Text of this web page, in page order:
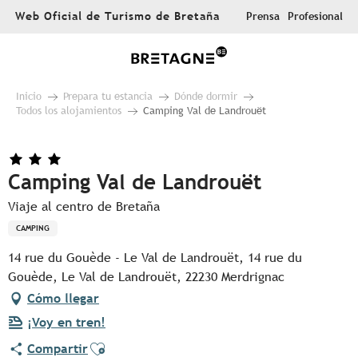
AllerWeb Oficial de Turismo de Bretaña Prensa Profesional
Inicio Prepara tu estancia
Dónde dormir
Todos los alojamientos
Camping Val de Landrouët
Camping Val de Landrouët
Viaje al centro de Bretaña
CAMPING
14 rue du Gouède - Le Val de Landrouët, 14 rue du
Gouède, Le Val de Landrouët, 22230 Merdrignac
Cómo llegar
¡Voy en tren!
CompartirAjouter aux favoris